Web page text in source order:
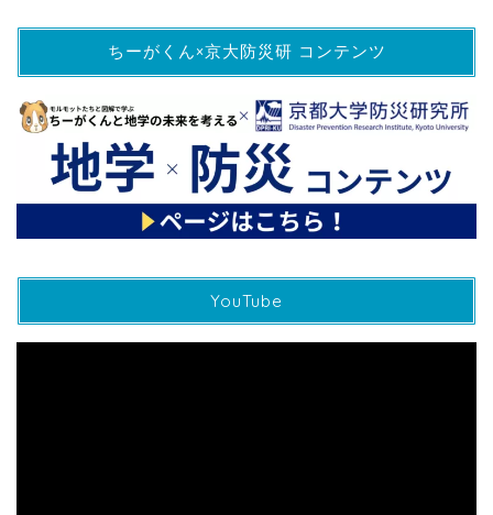
ちーがくん×京大防災研 コンテンツ
YouTube